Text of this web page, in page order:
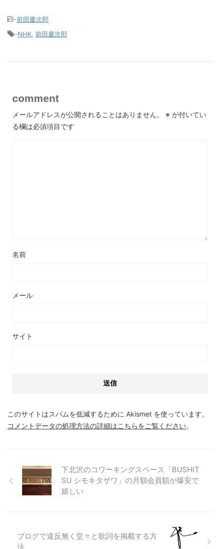
-前田慶次郎
-NHK 前田慶次郎
comment
メールアドレスが公開されることはありません。 ※ が付いてい
る欄は必須項目です
名前
メール
サイト
このサイトはスパムを低減するために Akismet を使っています。
コメントデータの処理方法の詳細はこちらをご覧ください。
下北沢のコワーキングスペース「BUSHIT
SU シモキタザワ」の月額会員額が爆安で
嬉しい
ブログで違反無く堂々と歌詞を掲載する方
法